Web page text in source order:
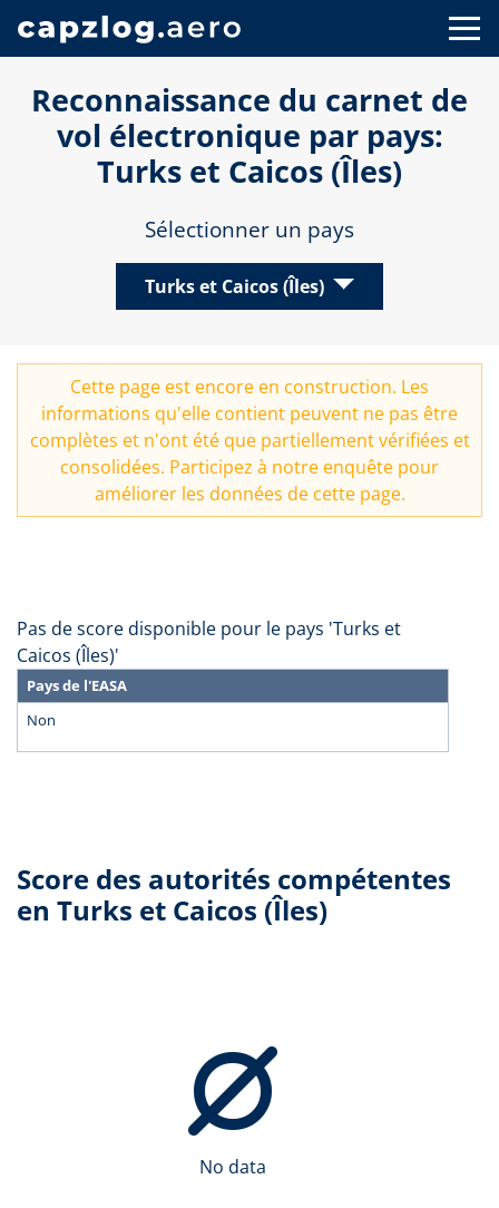
Reconnaissance du carnet de
vol électronique par pays:
Turks et Caicos (Îles)
Sélectionner un pays
Turks et Caicos (Îles)
Cette page est encore en construction. Les
informations qu'elle contient peuvent ne pas être
complètes et n'ont été que partiellement vérifiées et
consolidées. Participez à notre enquête pour
améliorer les données de cette page.
Pas de score disponible pour le pays 'Turks et
Caicos (Îles)'
Pays de l'EASA
Non
Score des autorités compétentes
en Turks et Caicos (Îles)
No data